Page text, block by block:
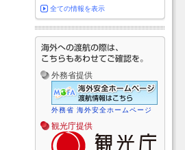
全ての情報を表示
外務省提供
外務省 海外安全ホームページ
観光庁提供